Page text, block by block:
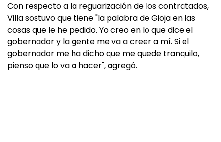
Con respecto a la reguarización de los contratados,
Villa sostuvo que tiene "la palabra de Gioja en las
cosas que le he pedido. Yo creo en lo que dice el
gobernador y la gente me va a creer a mí. Si el
gobernador me ha dicho que me quede tranquilo,
pienso que lo va a hacer", agregó.